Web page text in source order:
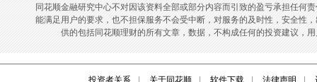
投资者关系 关于同花顺 软件下载 法律声明